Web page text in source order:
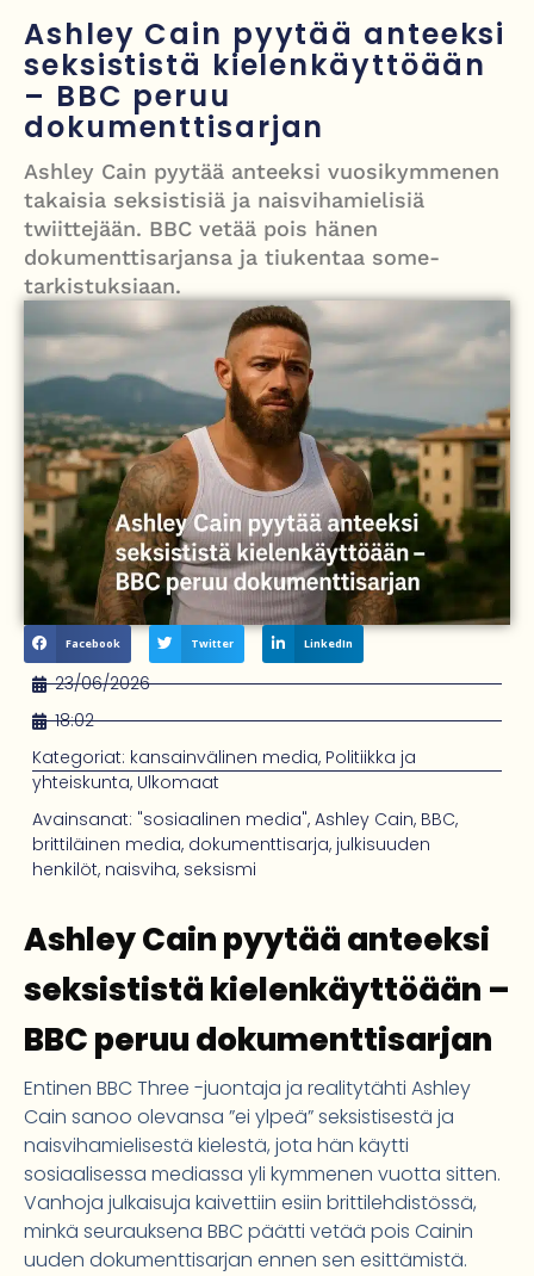
Iso-Britannia pysäytti Venäjän varjolaivaston öljytankkerin Englannin
kanaalissa – isku Putinin sotakassaan
Mies syytteessä, kun auto rysäytti läpi keilahallin seinän Derbyshiressä
New Yorkin NBA-mestaruusjuhlat riistäytyivät käsistä – teini ammuttiin
ja busseja sytytettiin tuleen Manhattanilla
Kimi ja Minttu Räikkönen juhlivat 10-vuotishääpäiväänsä – näin F1-
tähti muisti rakastaan
Ashley Cain pyytää anteeksi
seksististä kielenkäyttöään
– BBC peruu
dokumenttisarjan
Ashley Cain pyytää anteeksi vuosikymmenen
takaisia seksistisiä ja naisvihamielisiä
twiittejään. BBC vetää pois hänen
dokumenttisarjansa ja tiukentaa some-
tarkistuksiaan.
Facebook Twitter LinkedIn
23/06/2026
18:02
Kategoriat: kansainvälinen media, Politiikka ja
yhteiskunta, Ulkomaat
Avainsanat: "sosiaalinen media", Ashley Cain, BBC,
brittiläinen media, dokumenttisarja, julkisuuden
henkilöt, naisviha, seksismi
Ashley Cain pyytää anteeksi
seksististä kielenkäyttöään –
BBC peruu dokumenttisarjan
Entinen BBC Three -juontaja ja realitytähti Ashley
Cain sanoo olevansa ”ei ylpeä” seksistisestä ja
naisvihamielisestä kielestä, jota hän käytti
sosiaalisessa mediassa yli kymmenen vuotta sitten.
Vanhoja julkaisuja kaivettiin esiin brittilehdistössä,
minkä seurauksena BBC päätti vetää pois Cainin
uuden dokumenttisarjan ennen sen esittämistä.